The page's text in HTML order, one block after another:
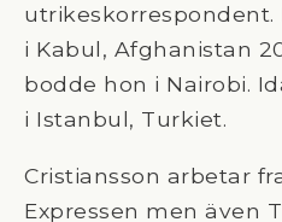
utrikeskorrespondent.
i Kabul, Afghanistan
bodde hon i Nairobi.
i Istanbul, Turkiet.
Cristiansson arbetar
Expressen men även